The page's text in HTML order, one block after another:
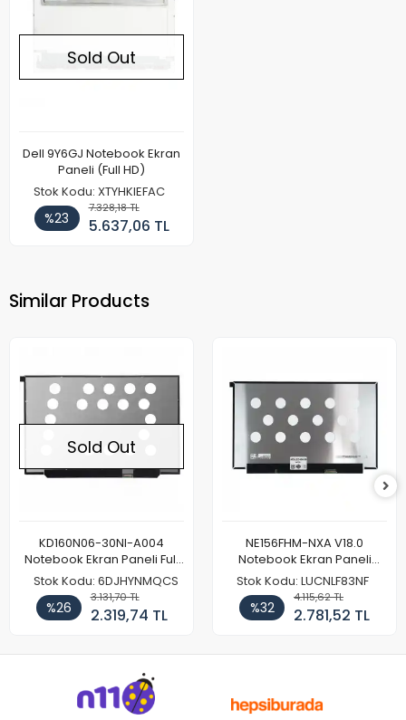
Sold Out
Dell 9Y6GJ Notebook Ekran
Paneli (Full HD)
Stok Kodu: XTYHKIEFAC
%23
7.328,18 TL
5.637,06 TL
Similar Products
Sold Out
KD160N06-30NI-A004
Notebook Ekran Paneli Full
HD
Stok Kodu: 6DJHYNMQCS
%26
3.131,70 TL
2.319,74 TL
NE156FHM-NXA V18.0
Notebook Ekran Paneli
144Hz
Stok Kodu: LUCNLF83NF
%32
4.115,62 TL
2.781,52 TL